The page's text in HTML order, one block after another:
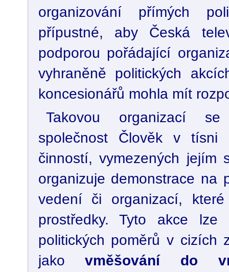
organizování přímých
přípustné, aby Česká
podporou pořádající
vyhraněně politických
koncesionářů mohla mít
Takovou organizací
společnost Člověk v
činností, vymezených jejím
organizuje demonstrace na
vedení či organizací,
prostředky. Tyto akce lze
politických poměrů v cizích
jakovměšování do